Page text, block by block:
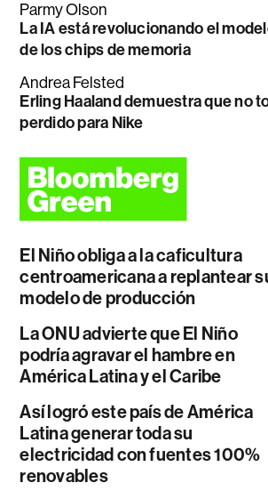
Parmy Olson
La IA está revolucionando el
de los chips de memoria
Andrea Felsted
Erling Haaland demuestra que no
perdido para Nike
El Niño obliga a la caficultura
centroamericana a replantear
modelo de producción
La ONU advierte que El Niño
podría agravar el hambre en
América Latina y el Caribe
Así logró este país de América
Latina generar toda su
electricidad con fuentes 100%
renovables